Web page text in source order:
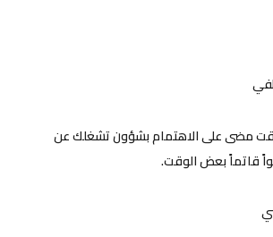
مضى على الاهتمام بشؤون تشغلك عن
قاتماً بعض الوقت.